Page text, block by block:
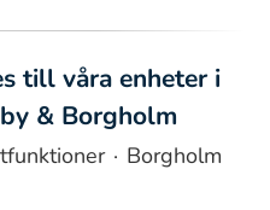
till våra enheter i
& Borgholm
· Borgholm